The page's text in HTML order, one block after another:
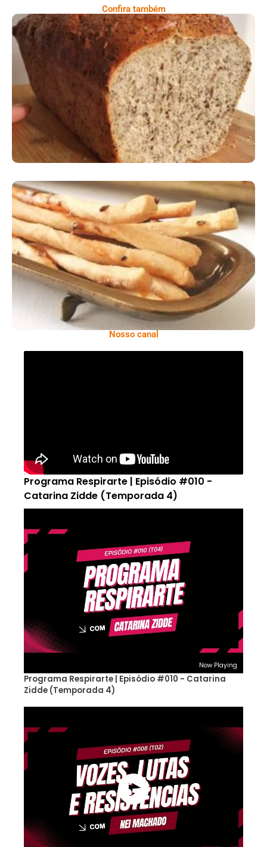
Confira também
Comer Bem: Pão Low Carb
Comer Bem: Palitinhos De Cebola E Salsa
Nosso canal
Programa Respirarte | Episódio #010 -
Catarina Zidde (Temporada 4)
Now Playing
Programa Respirarte | Episódio #010 - Catarina
Zidde (Temporada 4)